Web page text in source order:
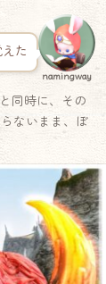
た
namingway
同時に、その
ないまま、ぼ